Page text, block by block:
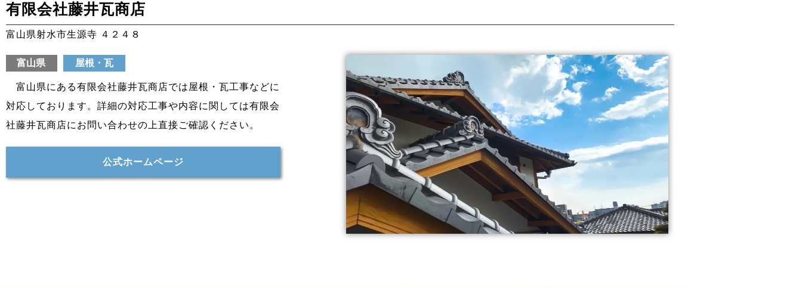
有限会社藤井瓦商店
富山県射水市生源寺 ４２４８
富山県 屋根・瓦
富山県にある有限会社藤井瓦商店では屋根・瓦工事などに
対応しております。詳細の対応工事や内容に関しては有限会
社藤井瓦商店にお問い合わせの上直接ご確認ください。
公式ホームページ